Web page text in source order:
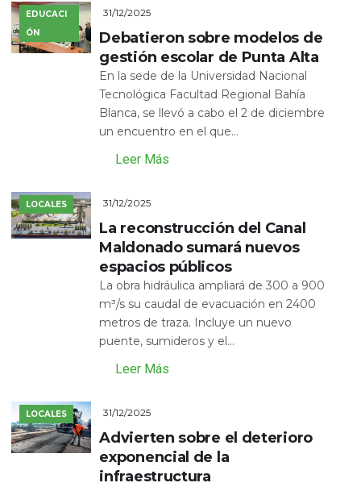
EDUCACI
ÓN
31/12/2025
Debatieron sobre modelos de
gestión escolar de Punta Alta
En la sede de la Universidad Nacional
Tecnológica Facultad Regional Bahía
Blanca, se llevó a cabo el 2 de diciembre
un encuentro en el que...
Leer Más
LOCALES 31/12/2025
La reconstrucción del Canal
Maldonado sumará nuevos
espacios públicos
La obra hidráulica ampliará de 300 a 900
m³/s su caudal de evacuación en 2400
metros de traza. Incluye un nuevo
puente, sumideros y el...
Leer Más
LOCALES 31/12/2025
Advierten sobre el deterioro
exponencial de la
infraestructura